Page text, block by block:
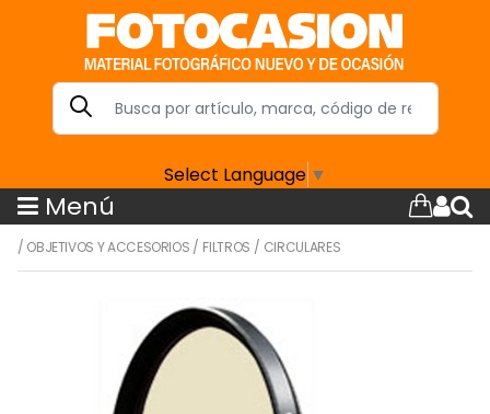
Select Language ▼
Menú
/ OBJETIVOS Y ACCESORIOS / FILTROS / CIRCULARES